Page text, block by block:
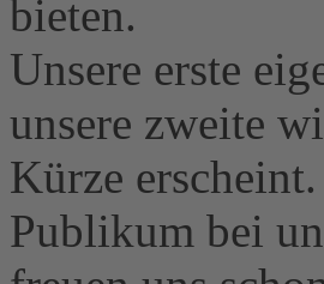
bieten.
Unsere erste
unsere zweite
Kürze
Publikum bei